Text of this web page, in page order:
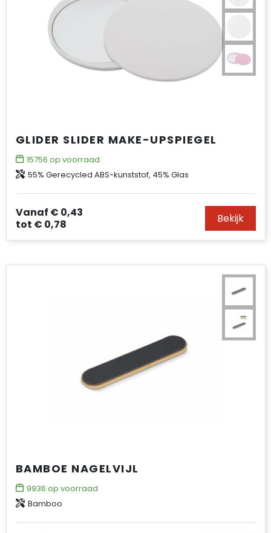
GLIDER SLIDER MAKE-UPSPIEGEL
15756 op voorraad
55% Gerecycled ABS-kunststof, 45% Glas
Vanaf € 0,43
tot € 0,78 Bekijk
BAMBOE NAGELVIJL
9936 op voorraad
Bamboo